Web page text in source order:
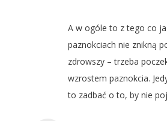
A w ogóle to z tego co
paznokciach nie znikną
zdrowszy – trzeba
wzrostem paznokcia.
to zadbać o to, by nie